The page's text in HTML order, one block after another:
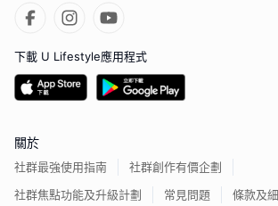
下載 U Lifestyle應用程式
關於
社群最強使用指南
社群創作有價企劃
社群焦點功能及升級計劃
常見問題 條款及